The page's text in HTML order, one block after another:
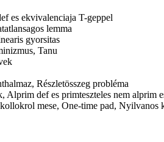
es ekvivalenciaja T-geppel
lemma
gyorsitas
Tanu
Részletösszeg probléma
def es primteszteles nem alprim
mese, One-time pad, Nyilvanos